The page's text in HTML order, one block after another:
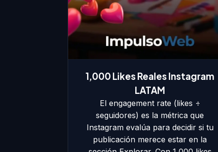
1,000 Likes Reales Instagram
LATAM
El engagement rate (likes ÷
seguidores) es la métrica que
Instagram evalúa para decidir si tu
publicación merece estar en la